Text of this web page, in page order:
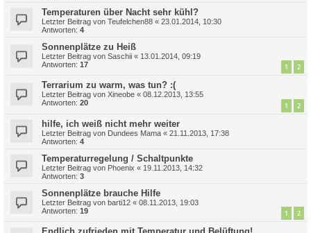
Temperaturen über Nacht sehr kühl?
Letzter Beitrag von Teufelchen88 « 23.01.2014, 10:30
Antworten: 4
Sonnenplätze zu Heiß
Letzter Beitrag von Saschii « 13.01.2014, 09:19
Antworten: 17 1 2
Terrarium zu warm, was tun? :(
Letzter Beitrag von Xineobe « 08.12.2013, 13:55
Antworten: 20 1 2
hilfe, ich weiß nicht mehr weiter
Letzter Beitrag von Dundees Mama « 21.11.2013, 17:38
Antworten: 4
Temperaturregelung / Schaltpunkte
Letzter Beitrag von Phoenix « 19.11.2013, 14:32
Antworten: 3
Sonnenplätze brauche Hilfe
Letzter Beitrag von barti12 « 08.11.2013, 19:03
Antworten: 19 1 2